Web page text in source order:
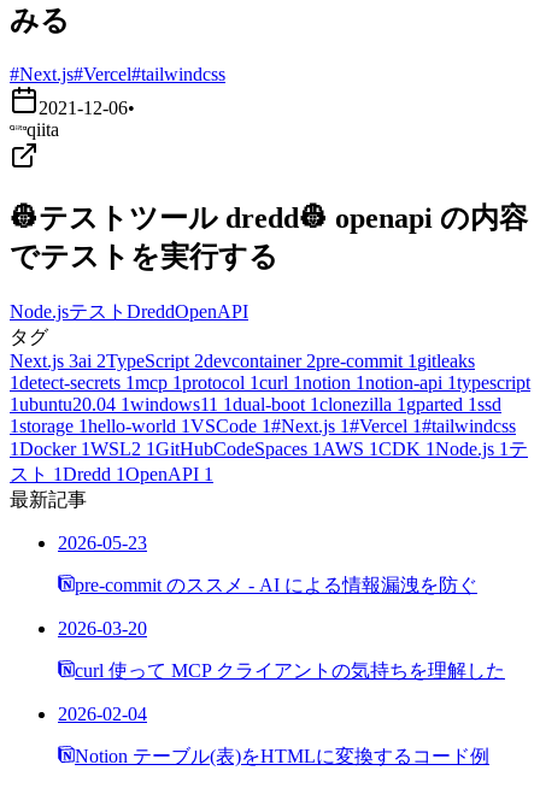
みる
#Next.js#Vercel#tailwindcss
2021-12-06•
qiita
👷テストツール dredd👷 openapi の内容
でテストを実行する
Node.jsテスト DreddOpenAPI
タグ
Next.js 3ai 2TypeScript 2devcontainer 2pre-commit 1 gitleaks
1detect-secrets 1mcp 1protocol 1curl 1notion 1notion-api 1typescript
1ubuntu20.04 1windows11 1dual-boot 1clonezilla 1 gparted 1ssd
1storage 1hello-world 1VSCode 1#Next.js 1#Vercel 1#tailwindcss
1Docker 1WSL2 1GitHubCodeSpaces 1 AWS 1CDK 1Node.js 1 テ
スト 1Dredd 1OpenAPI 1
最新記事
2026-05-23
pre-commit のススメ - AI による情報漏洩を防ぐ
2026-03-20
curl 使って MCP クライアントの気持ちを理解した
2026-02-04
Notion テーブル(表)をHTMLに変換するコード例